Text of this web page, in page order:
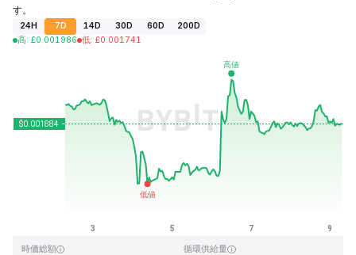
す。
24H 7D 14D 30D 60D
200D
高: £0.001986 低: £0.001741
最終更新日時：2026-08-09、06:49 GMT+0
時価総額 循環供給量